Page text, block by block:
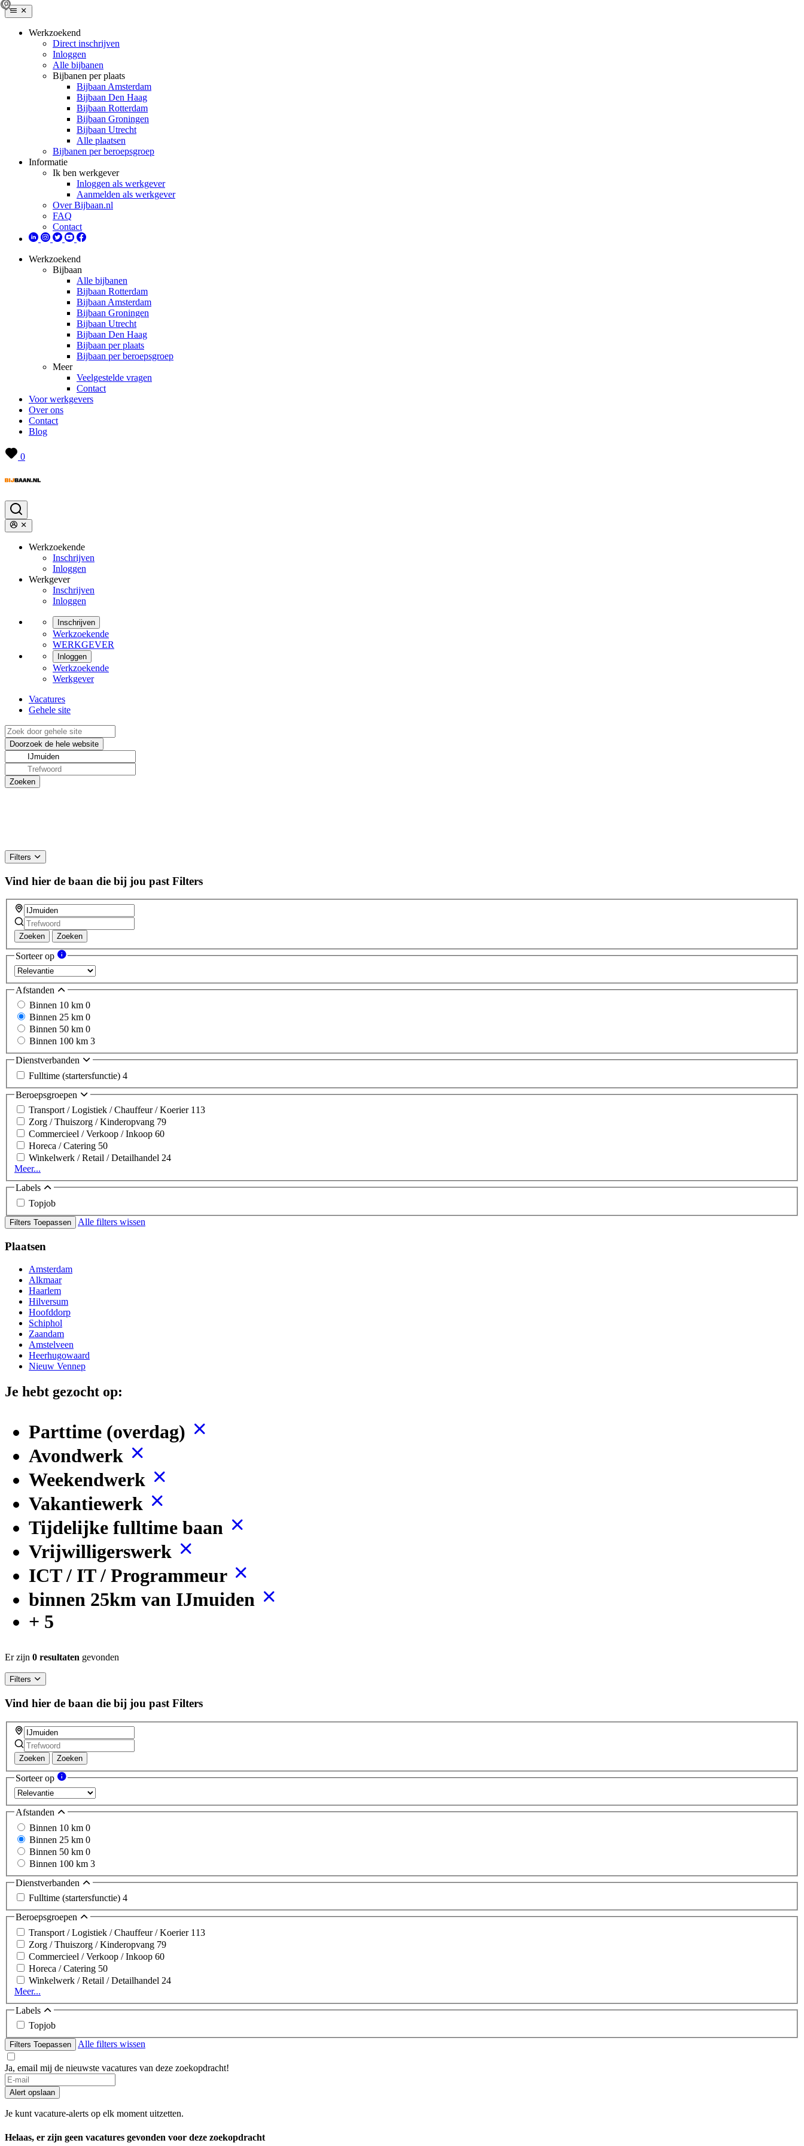
Werkzoekend
Direct inschrijven
Inloggen
Alle bijbanen
Bijbanen per plaats
Bijbaan Amsterdam
Bijbaan Den Haag
Bijbaan Rotterdam
Bijbaan Groningen
Bijbaan Utrecht
Alle plaatsen
Bijbanen per beroepsgroep
Informatie
Ik ben werkgever
Inloggen als werkgever
Aanmelden als werkgever
Over Bijbaan.nl
FAQ
Contact
Werkzoekend
Bijbaan
Alle bijbanen
Bijbaan Rotterdam
Bijbaan Amsterdam
Bijbaan Groningen
Bijbaan Utrecht
Bijbaan Den Haag
Bijbaan per plaats
Bijbaan per beroepsgroep
Meer
Veelgestelde vragen
Contact
Voor werkgevers
Over ons
Contact
Blog
0
Werkzoekende
Inschrijven
Inloggen
Werkgever
Inschrijven
Inloggen
Inschrijven
Werkzoekende
WERKGEVER
Inloggen
Werkzoekende
Werkgever
Vacatures
Gehele site
Filters
Vind hier de baan die bij jou past Filters
Zoeken Zoeken
Sorteer op
Afstanden
Binnen 10 km 0
Binnen 25 km 0
Binnen 50 km 0
Binnen 100 km 3
Dienstverbanden
Fulltime (startersfunctie) 4
Beroepsgroepen
Transport / Logistiek / Chauffeur / Koerier 113
Zorg / Thuiszorg / Kinderopvang 79
Commercieel / Verkoop / Inkoop 60
Horeca / Catering 50
Winkelwerk / Retail / Detailhandel 24
Meer...
Labels
Topjob
Filters Toepassen Alle filters wissen
Plaatsen
Amsterdam
Alkmaar
Haarlem
Hilversum
Hoofddorp
Schiphol
Zaandam
Amstelveen
Heerhugowaard
Nieuw Vennep
Je hebt gezocht op:
Parttime (overdag)
Avondwerk
Weekendwerk
Vakantiewerk
Tijdelijke fulltime baan
Vrijwilligerswerk
ICT / IT / Programmeur
binnen 25km van IJmuiden
+ 5
Er zijn 0 resultaten gevonden
Filters
Vind hier de baan die bij jou past Filters
Zoeken Zoeken
Sorteer op
Afstanden
Binnen 10 km 0
Binnen 25 km 0
Binnen 50 km 0
Binnen 100 km 3
Dienstverbanden
Fulltime (startersfunctie) 4
Beroepsgroepen
Transport / Logistiek / Chauffeur / Koerier 113
Zorg / Thuiszorg / Kinderopvang 79
Commercieel / Verkoop / Inkoop 60
Horeca / Catering 50
Winkelwerk / Retail / Detailhandel 24
Meer...
Labels
Topjob
Filters Toepassen Alle filters wissen
Ja, email mij de nieuwste vacatures van deze zoekopdracht!
Alert opslaan
Je kunt vacature-alerts op elk moment uitzetten.
Helaas, er zijn geen vacatures gevonden voor deze zoekopdracht